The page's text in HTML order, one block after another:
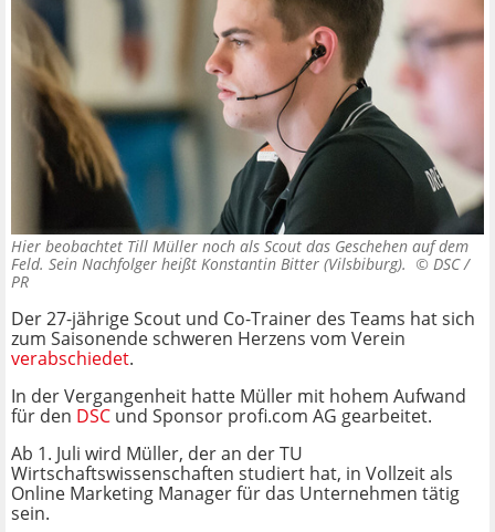
Hier beobachtet Till Müller noch als Scout das Geschehen auf dem
Feld. Sein Nachfolger heißt Konstantin Bitter (Vilsbiburg). © DSC /
PR
Der 27-jährige Scout und Co-Trainer des Teams hat sich
zum Saisonende schweren Herzens vom Verein
verabschiedet.
In der Vergangenheit hatte Müller mit hohem Aufwand
für den DSC und Sponsor profi.com AG gearbeitet.
Ab 1. Juli wird Müller, der an der TU
Wirtschaftswissenschaften studiert hat, in Vollzeit als
Online Marketing Manager für das Unternehmen tätig
sein.